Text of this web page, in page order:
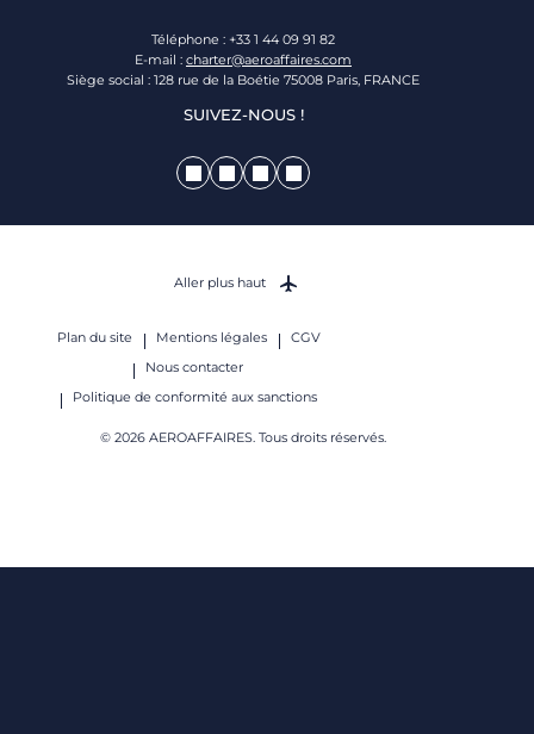
Téléphone : +33 1 44 09 91 82
E-mail : charter@aeroaffaires.com
Siège social : 128 rue de la Boétie 75008 Paris, FRANCE
SUIVEZ-NOUS !
Plan du site Mentions légales
CGV
Nous contacter
Politique de conformité aux sanctions
© 2026 AEROAFFAIRES. Tous droits réservés.
Aller plus haut